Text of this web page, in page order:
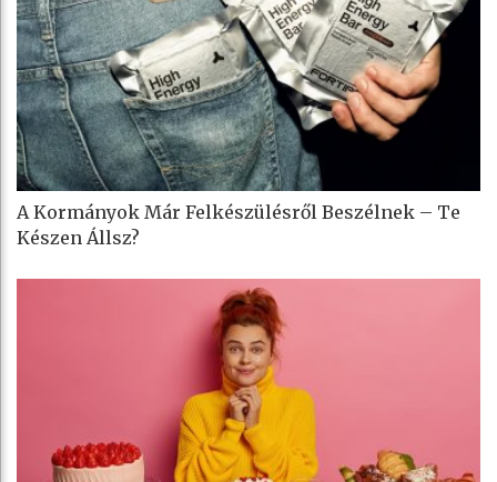
A Kormányok Már Felkészülésről Beszélnek – Te
Készen Állsz?